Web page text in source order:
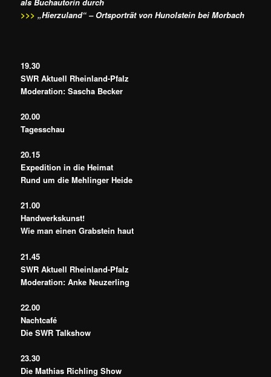
>>> „Hierzuland“ – Ortsporträt von Hunolstein bei Morbach
19.30
SWR Aktuell Rheinland-Pfalz
Moderation: Sascha Becker
20.00
Tagesschau
20.15
Expedition in die Heimat
Rund um die Mehlinger Heide
21.00
Handwerkskunst!
Wie man einen Grabstein haut
21.45
SWR Aktuell Rheinland-Pfalz
Moderation: Anke Neuzerling
22.00
Nachtcafé
Die SWR Talkshow
23.30
Die Mathias Richling Show